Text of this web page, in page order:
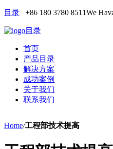
目录 +86 180 3780 8511We
目录
首页
产品目录
解决方案
成功案例
关于我们
联系我们
Home/工程部技术提高